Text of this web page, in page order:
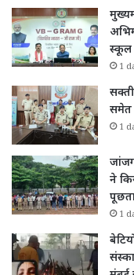
स्कूल
1
समेत
1
ने
1